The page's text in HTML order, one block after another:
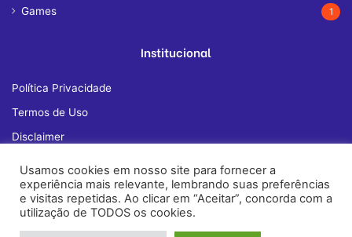
Games 1
Institucional
Política Privacidade
Termos de Uso
Disclaimer
Fale Conosco
Usamos cookies em nosso site para fornecer a
experiência mais relevante, lembrando suas preferências
e visitas repetidas. Ao clicar em “Aceitar”, concorda com a
utilização de TODOS os cookies.